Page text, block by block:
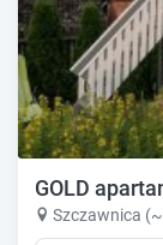
GOLD
Szczawnica